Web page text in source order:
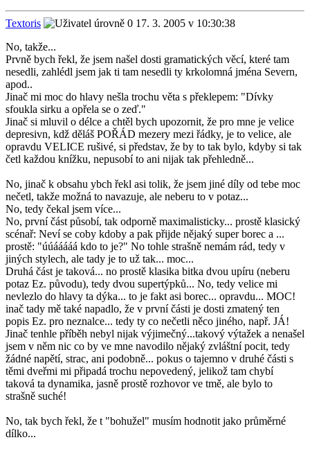
Textoris
17. 3. 2005 v 10:30:38
No, takže...
Prvně bych řekl, že jsem našel dosti gramatických věcí, které tam
nesedli, zahlédl jsem jak ti tam nesedli ty krkolomná jména Severn,
apod..
Jinač mi moc do hlavy nešla trochu věta s překlepem: "Dívky
sfoukla sirku a opřela se o zeď."
Jinač si mluvil o délce a chtěl bych upozornit, že pro mne je velice
depresivn, kdž děláš POŘÁD mezery mezi řádky, je to velice, ale
opravdu VELICE rušivé, si představ, že by to tak bylo, kdyby si tak
četl každou knížku, nepusobí to ani nijak tak přehledně...
No, jinač k obsahu ybch řekl asi tolik, že jsem jiné díly od tebe moc
nečetl, takže možná to navazuje, ale neberu to v potaz...
No, tedy čekal jsem více...
No, první část působí, tak odporně maximalisticky... prostě klasický
scénař: Neví se coby kdoby a pak přijde nějaký super borec a ...
prostě: "úúááááá kdo to je?" No tohle strašně nemám rád, tedy v
jiných stylech, ale tady je to už tak... moc...
Druhá část je taková... no prostě klasika bitka dvou upíru (neberu
potaz Ez. původu), tedy dvou supertýpků... No, tedy velice mi
nevlezlo do hlavy ta dýka... to je fakt asi borec... opravdu... MOC!
inač tady mě také napadlo, že v první části je dosti zmatený ten
popis Ez. pro neznalce... tedy ty co nečetli něco jiného, např. JÁ!
Jinač tenhle příběh nebyl nijak výjimečný...takový výtažek a nenašel
jsem v něm nic co by ve mne navodilo nějaký zvláštní pocit, tedy
žádné napětí, strac, ani podobně... pokus o tajemno v druhé části s
těmi dveřmi mi připadá trochu nepovedený, jelikož tam chybí
taková ta dynamika, jasně prostě rozhovor ve tmě, ale bylo to
strašně suché!
No, tak bych řekl, že t "bohužel" musím hodnotit jako průměrné
dílko...